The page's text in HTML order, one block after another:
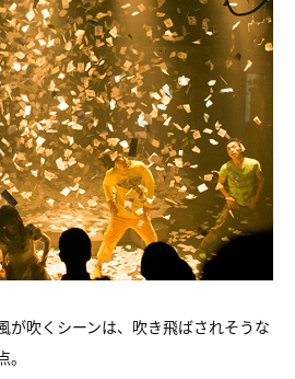
が吹くシーンは、吹き飛ばされそうな